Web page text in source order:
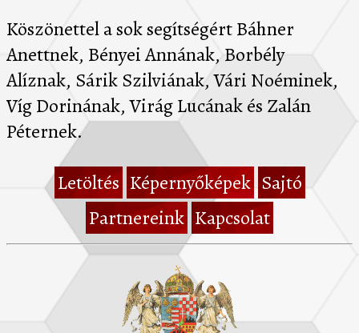
Köszönettel a sok segítségért Báhner
Anettnek, Bényei Annának, Borbély
Alíznak, Sárik Szilviának, Vári Noéminek,
Víg Dorinának, Virág Lucának és Zalán
Péternek.
Letöltés Képernyőképek Sajtó
Partnereink Kapcsolat